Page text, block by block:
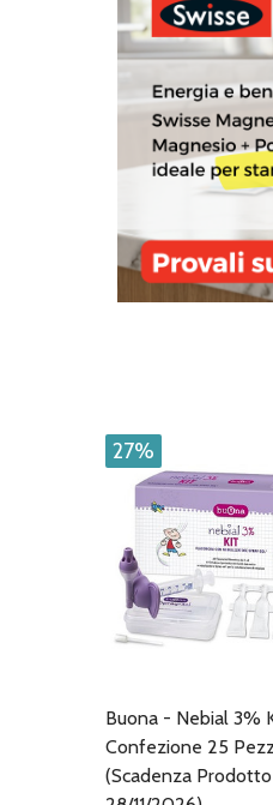
27%
Buona - Nebial 3%
Confezione 25
(Scadenza Prodotto